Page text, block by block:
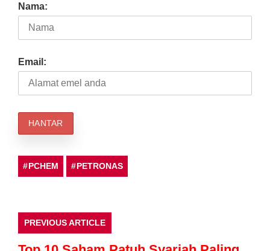
Nama:
Email:
PCHEM PETRONAS
PREVIOUS ARTICLE